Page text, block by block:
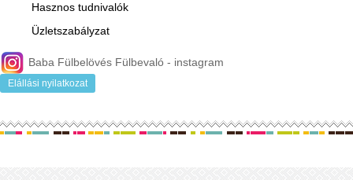
Hasznos tudnivalók
Üzletszabályzat
Baba Fülbelövés Fülbevaló - instagram
Elállási nyilatkozat